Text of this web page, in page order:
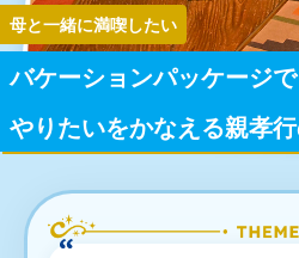
Plan Finder
あなたにぴったりなプランを
見つけよう！
予約サイト
母と一緒に満喫したい
バケーションパッケージで
やりたいをかなえる親孝行